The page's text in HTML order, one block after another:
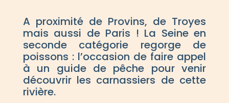
A proximité de Provins, de Troyes
mais aussi de Paris ! La Seine en
seconde catégorie regorge de
poissons : l’occasion de faire appel
à un guide de pêche pour venir
découvrir les carnassiers de cette
rivière.